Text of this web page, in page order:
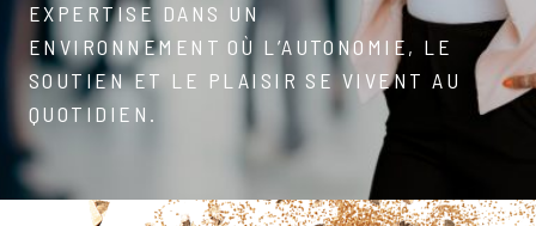
EXPERTISE DANS UN
ENVIRONNEMENT OÙ L’AUTONOMIE, LE
SOUTIEN ET LE PLAISIR SE VIVENT AU
QUOTIDIEN.